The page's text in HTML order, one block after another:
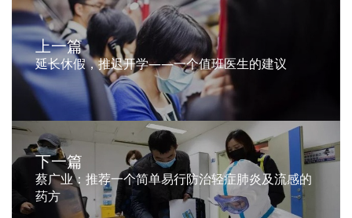
上一篇
延长休假，推迟开学——一个值班医生的建议
下一篇
蔡广业：推荐一个简单易行防治轻症肺炎及流感的
药方